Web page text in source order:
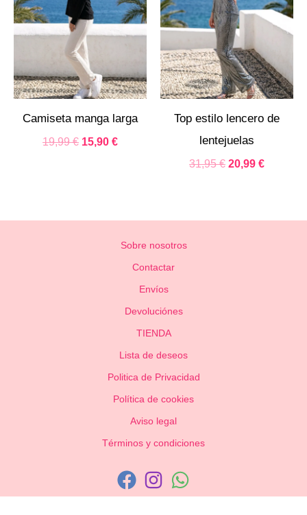
Camiseta manga larga
19,99€ 15,90 €
Top estilo lencero de
lentejuelas
31,95€ 20,99 €
Sobre nosotros
Contactar
Envíos
Devoluciónes
TIENDA
Lista de deseos
Politica de Privacidad
Política de cookies
Aviso legal
Términos y condiciones